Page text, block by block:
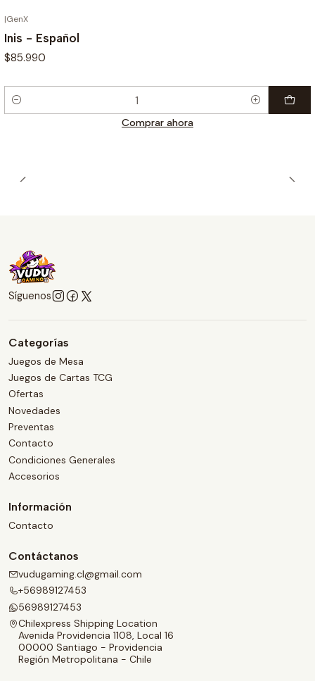
|GenX
Inis - Español
$85.990
Cantidad
Comprar ahora
Síguenos
Categorías
Juegos de Mesa
Juegos de Cartas TCG
Ofertas
Novedades
Preventas
Contacto
Condiciones Generales
Accesorios
Información
Contacto
Contáctanos
vudugaming.cl@gmail.com
+56989127453
56989127453
Chilexpress Shipping Location
Avenida Providencia 1108, Local 16
00000 Santiago - Providencia
Región Metropolitana - Chile